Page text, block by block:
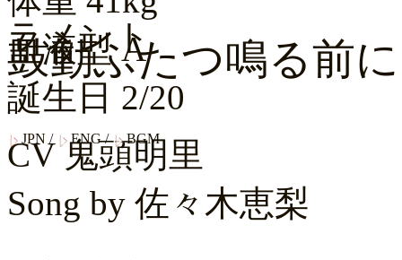
血液型 A
誕生日 2/20
ラメント
鼓動ふたつ鳴る前に
JPN / ENG/ BGM
CV 鬼頭明里
Song by 佐々木恵梨